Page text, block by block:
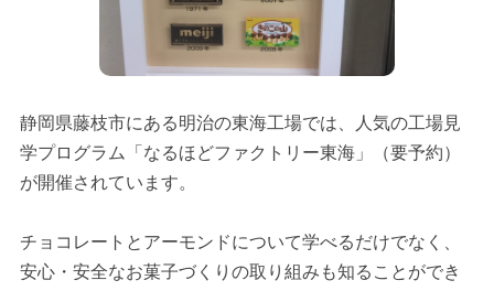
静岡県藤枝市にある明治の東海工場では、人気の工場見
学プログラム「なるほどファクトリー東海」（要予約）
が開催されています。
チョコレートとアーモンドについて学べるだけでなく、
安心・安全なお菓子づくりの取り組みも知ることができ